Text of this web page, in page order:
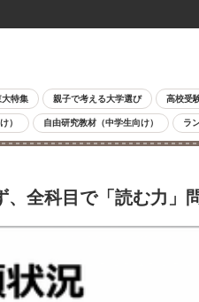
特集 親子で考える大学選び 高校受
） 自由研究教材（中学生向け） ラ
全科目で「読む力」